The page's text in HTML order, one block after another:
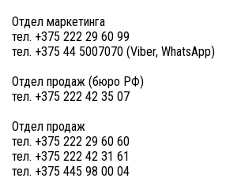
Отдел маркетинга
тел. +375 222 29 60 99
тел. +375 44 5007070 (Viber, WhatsApp)
Отдел продаж (бюро РФ)
тел. +375 222 42 35 07
Отдел продаж
тел. +375 222 29 60 60
тел. +375 222 42 31 61
тел. +375 445 98 00 04